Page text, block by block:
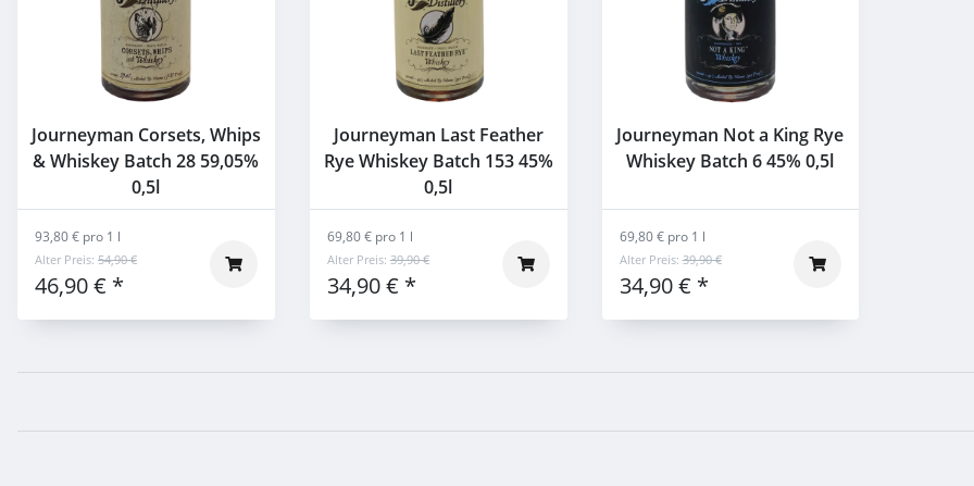
Journeyman Corsets, Whips
& Whiskey Batch 28 59,05%
0,5l
46,90 € *
93,80 € pro 1 l
Alter Preis: 54,90 €
Journeyman Last Feather
Rye Whiskey Batch 153 45%
0,5l
34,90 € *
69,80 € pro 1 l
Alter Preis: 39,90 €
Journeyman Not a King Rye
Whiskey Batch 6 45% 0,5l
34,90 € *
69,80 € pro 1 l
Alter Preis:39,90 €